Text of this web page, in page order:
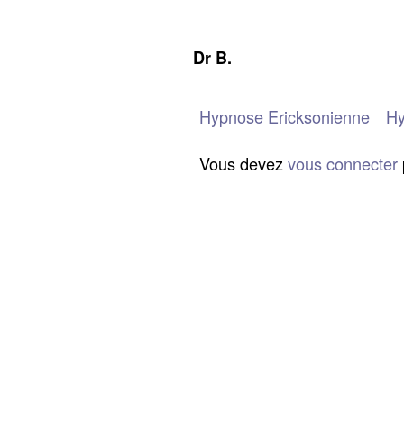
Dr B.
Hypnose Ericksonienne
Vous devez vous connecter